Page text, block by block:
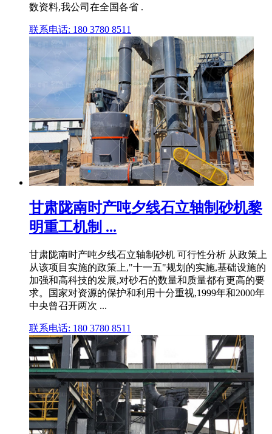
数资料,我公司在全国各省 .
联系电话: 180 3780 8511
甘肃陇南时产吨夕线石立轴制砂机黎
明重工机制 ...
甘肃陇南时产吨夕线石立轴制砂机 可行性分析 从政策上
从该项目实施的政策上,"十一五"规划的实施,基础设施的
加强和高科技的发展,对砂石的数量和质量都有更高的要
求。国家对资源的保护和利用十分重视,1999年和2000年
中央曾召开两次 ...
联系电话: 180 3780 8511